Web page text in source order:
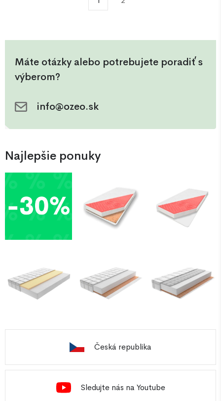
Máte otázky alebo potrebujete poradiť s
výberom?
info@ozeo.sk
Najlepšie ponuky
Česká republika
Sledujte nás na Youtube